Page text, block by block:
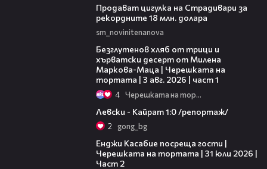
Продават цигулка на Страдивари за
рекордните 18 млн. долара
sm_novinitenanova
Безглутенов хляб от трици и
хърватски десерт от Милена
Маркова-Маца | Черешката на
тортата | 3 авг. 2026 | част 1
4 Черешката на тортата
Левски - Кайрат 1:0 /репортаж/
2 gong_bg
Енджи Касабие посреща гости |
Черешката на тортата | 31 юли 2026 |
Част 2